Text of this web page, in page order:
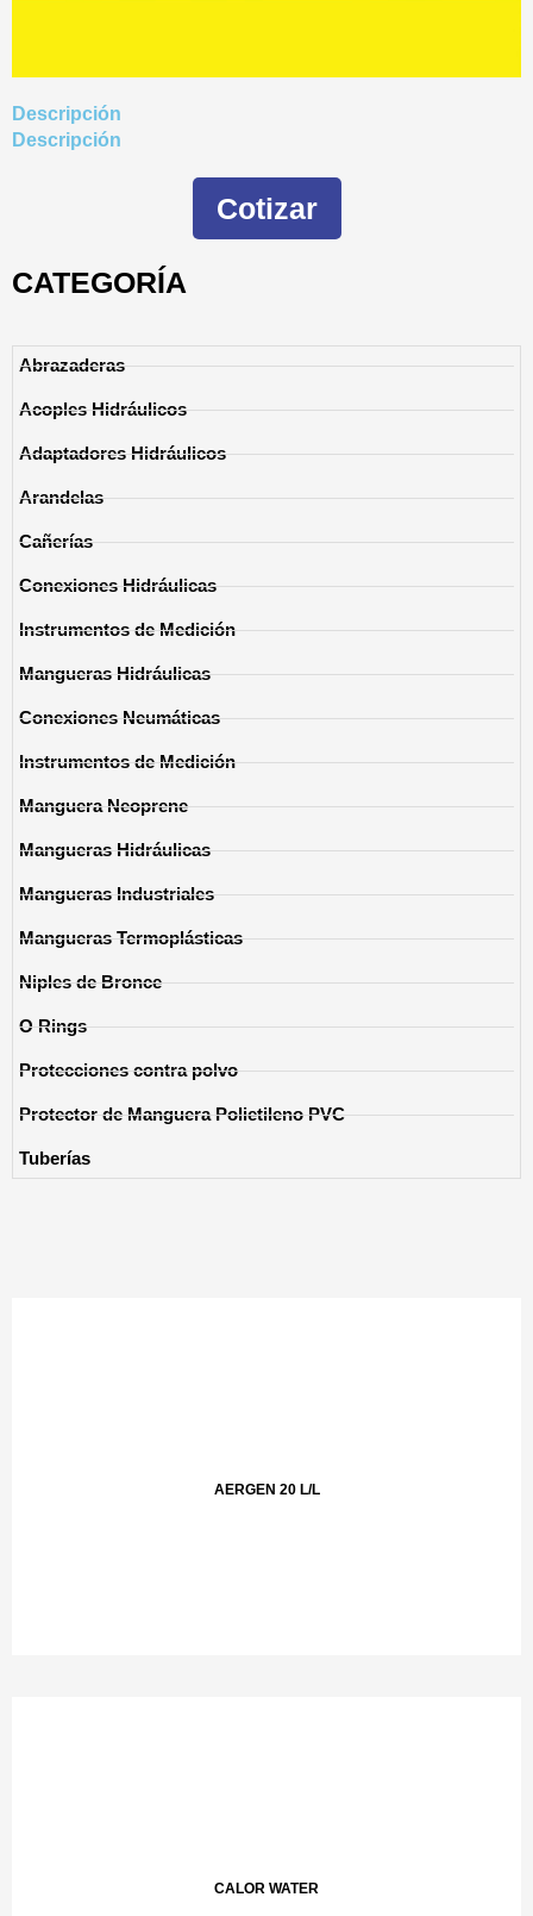
Descripción
Descripción
Cotizar
CATEGORÍA
Abrazaderas
Acoples Hidráulicos
Adaptadores Hidráulicos
Arandelas
Cañerías
Conexiones Hidráulicas
Instrumentos de Medición
Mangueras Hidráulicas
Conexiones Neumáticas
Instrumentos de Medición
Manguera Neoprene
Mangueras Hidráulicas
Mangueras Industriales
Mangueras Termoplásticas
Niples de Bronce
O Rings
Protecciones contra polvo
Protector de Manguera Polietileno PVC
Tuberías
AERGEN 20 L/L
CALOR WATER